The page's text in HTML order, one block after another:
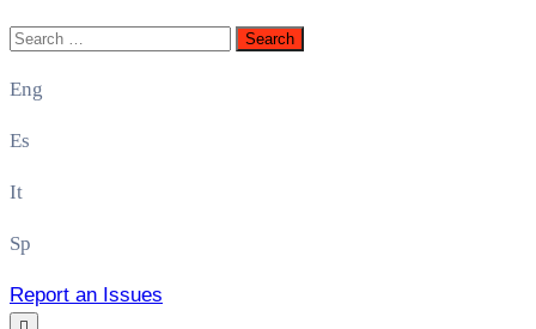
Eng
Es
It
Sp
Report an Issues